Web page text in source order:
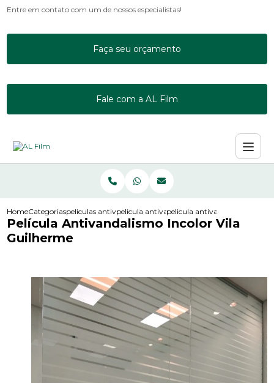
Entre em contato com um de nossos especialistas!
Faça seu orçamento
Fale com a AL Film
HomeCategoriaspeliculas antivandalismopelicula antivandalismo incolor ps8
pelicula antivandalismo
Película Antivandalismo Incolor Vila
Guilherme